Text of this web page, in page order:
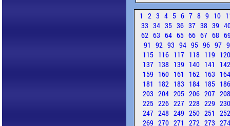
1 2 3 4 5 6 7 8 9 10
33 34 35 36 37 38 39
62 63 64 65 66 67 68
91 92 93 94 95 96 97
115 116 117 118 119
137 138 139 140 141
159 160 161 162 163
181
182 183 184 185
203 204 205 206 207
225 226 227 228 229
247 248 249 250 251
269 270 271 272 273